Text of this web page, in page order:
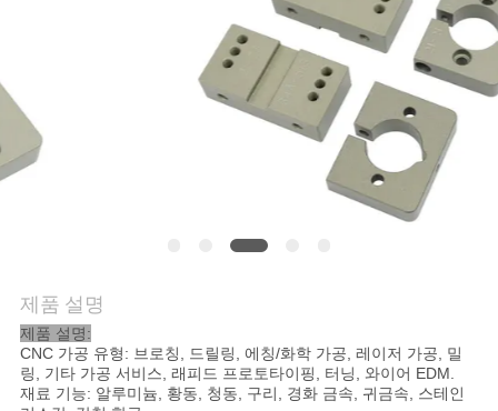
와
연
락
스
인
제품 설명
제품 설명:
CNC 가공 유형: 브로칭, 드릴링, 에칭/화학 가공, 레이저 가공, 밀
링, 기타 가공 서비스, 래피드 프로토타이핑, 터닝, 와이어 EDM.
재료 기능: 알루미늄, 황동, 청동, 구리, 경화 금속, 귀금속, 스테인